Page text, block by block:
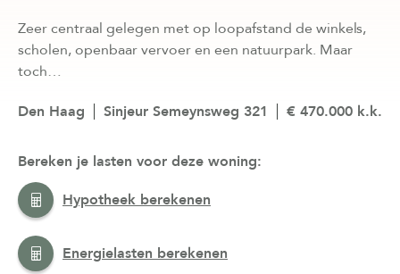
Zeer centraal gelegen met op loopafstand de winkels,
scholen, openbaar vervoer en een natuurpark. Maar
toch…
Den Haag Sinjeur Semeynsweg 321 € 470.000 k.k.
Bereken je lasten voor deze woning:
Hypotheek berekenen
Energielasten berekenen